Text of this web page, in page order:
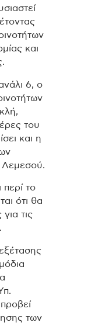
και
6, ο
του
και η
Λεμεσού.
περί το
ότι θα
τις
των